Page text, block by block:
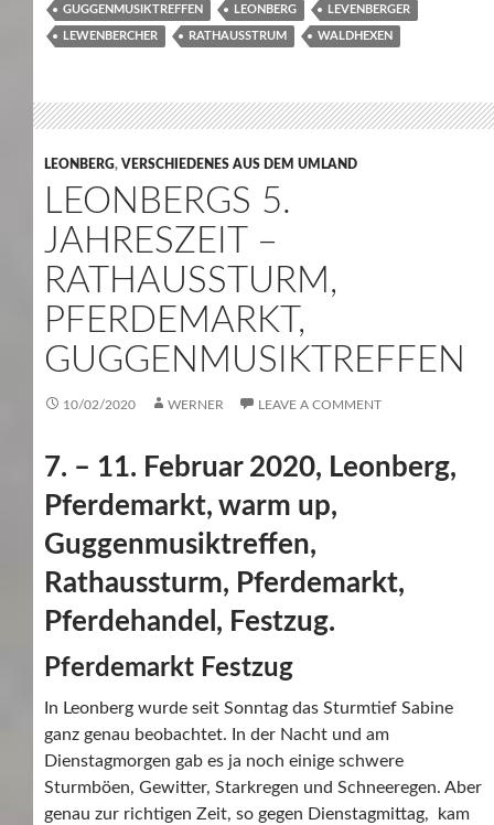
GUGGENMUSIKTREFFEN LEONBERG LEVENBERGER
LEWENBERCHER RATHAUSSTRUM WALDHEXEN
LEONBERG, VERSCHIEDENES AUS DEM UMLAND
LEONBERGS 5.
JAHRESZEIT –
RATHAUSSTURM,
PFERDEMARKT,
GUGGENMUSIKTREFFEN
10/02/2020 WERNER LEAVE A COMMENT
7. – 11. Februar 2020, Leonberg,
Pferdemarkt, warm up,
Guggenmusiktreffen,
Rathaussturm, Pferdemarkt,
Pferdehandel, Festzug.
Pferdemarkt Festzug
In Leonberg wurde seit Sonntag das Sturmtief Sabine
ganz genau beobachtet. In der Nacht und am
Dienstagmorgen gab es ja noch einige schwere
Sturmböen, Gewitter, Starkregen und Schneeregen. Aber
genau zur richtigen Zeit, so gegen Dienstagmittag, kam